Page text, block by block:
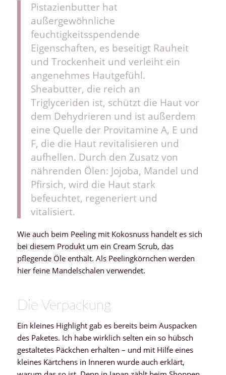
Pistazienbutter hat
außergewöhnliche
feuchtigkeitsspendende
Eigenschaften, es beseitigt Rauheit
und Trockenheit und verleiht ein
angenehmes Hautgefühl.
Sheabutter, die reich an
Triglyceriden ist, schützt die Haut vor
dem Dehydrieren und ist außerdem
eine Quelle der Provitamine A, E und
F, die die Haut revitalisieren und
aufhellen. Durch den Zusatz von
nährenden Ölen: Jojoba, Mandel und
Pfirsich, wird die Haut stark
befeuchtet, regeneriert und
vitalisiert.
Wie auch beim Peeling mit Kokosnuss handelt es sich
bei diesem Produkt um ein Cream Scrub, das
pflegende Öle enthält. Als Peelingkörnchen werden
hier feine Mandelschalen verwendet.
Die Verpackung
Ein kleines Highlight gab es bereits beim Auspacken
des Paketes. Ich habe wirklich selten ein so hübsch
gestaltetes Päckchen erhalten – und mit Hilfe eines
kleines Kärtchens in Inneren wurde auch erklärt,